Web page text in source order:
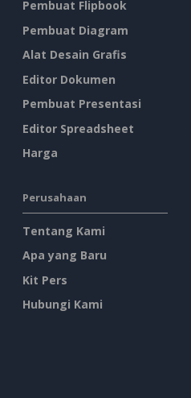
Pembuat Flipbook
Pembuat Diagram
Alat Desain Grafis
Editor Dokumen
Pembuat Presentasi
Editor Spreadsheet
Harga
Perusahaan
Tentang Kami
Apa yang Baru
Kit Pers
Hubungi Kami